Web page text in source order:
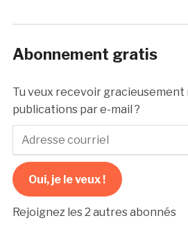
Abonnement gratis
Tu veux recevoir gracieusement
publications par e-mail ?
Adresse
Oui, je le veux !
Rejoignez les 2 autres abonnés